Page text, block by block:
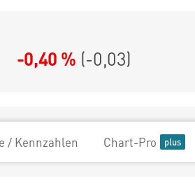
-0,40 % (-0,03)
/ Kennzahlen Chart-Pro